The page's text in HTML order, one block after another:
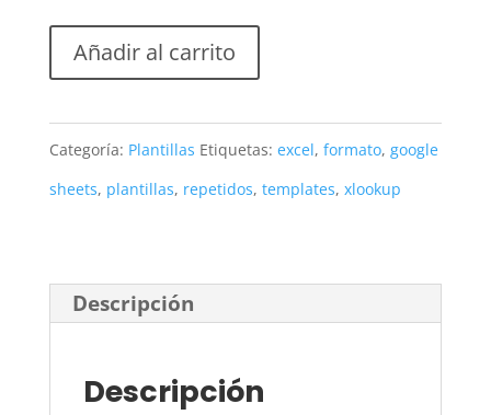
Añadir al carrito
Categoría: Plantillas Etiquetas: excel, formato, google
sheets, plantillas, repetidos, templates, xlookup
Descripción
Descripción